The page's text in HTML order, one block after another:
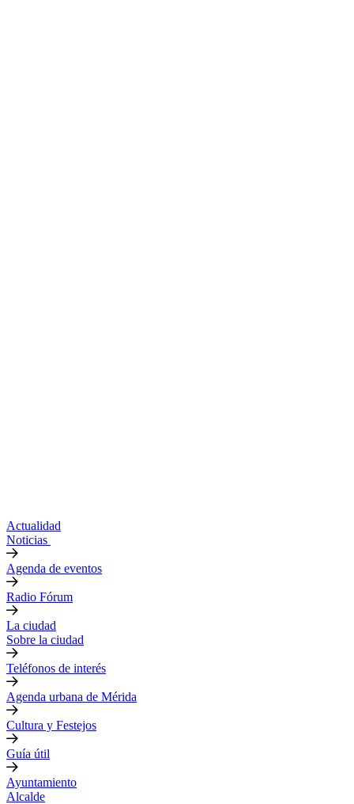
Actualidad
Noticias
Agenda de eventos
Radio Fórum
La ciudad
Sobre la ciudad
Teléfonos de interés
Agenda urbana de Mérida
Cultura y Festejos
Guía útil
Ayuntamiento
Alcalde